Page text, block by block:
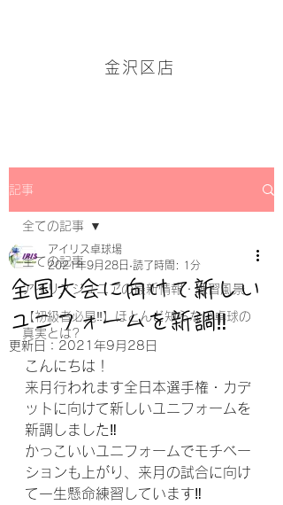
金沢区店
記事
全ての記事
アイリスジュニアの最新情報・練習風景
【初級者必見‼】ほとんど知らない卓球の
真実とは?
全ての記事
全国大会に向けて新しい
ユニフォームを新調‼
アイリス卓球場
2021年9月28日 読了時間: 1分
更新日： 2021年9月28日
こんにちは！
来月行われます全日本選手権・カデ
ットに向けて新しいユニフォームを
新調しました‼
かっこいいユニフォームでモチベー
ションも上がり、来月の試合に向け
て一生懸命練習しています‼